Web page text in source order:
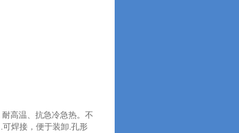
高温、抗急冷急热。不
焊接，便于装卸.孔形